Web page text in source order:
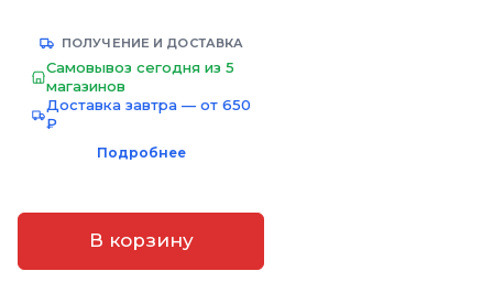
ПОЛУЧЕНИЕ И ДОСТАВКА
Самовывоз сегодня из 5
магазинов
Доставка завтра — от 650
₽
Подробнее
В корзину